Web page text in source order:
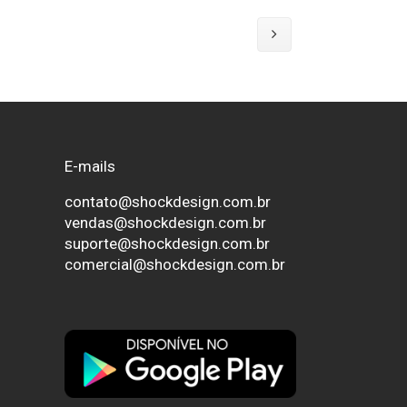
E-mails
contato@shockdesign.com.br
vendas@shockdesign.com.br
suporte@shockdesign.com.br
comercial@shockdesign.com.br